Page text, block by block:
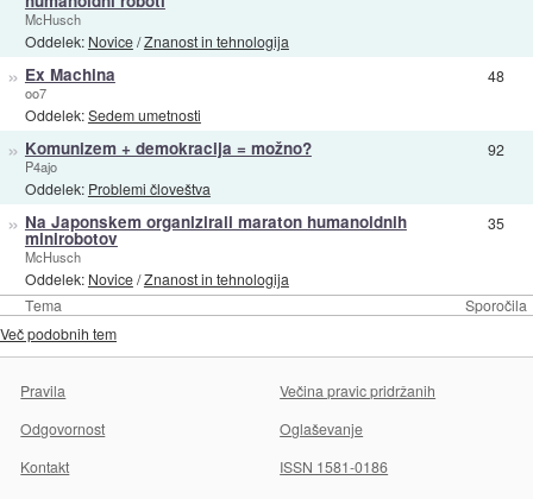
Tema Sporočila
McHusch
Oddelek: Novice/Znanost in tehnologija
» Ex Machina
oo7
Oddelek:Sedem umetnosti
48
» Komunizem + demokracija = možno?
P4ajo
Oddelek: Problemi človeštva
92
» Na Japonskem organizirali maraton humanoidnih
minirobotov
McHusch
Oddelek: Novice/Znanost in tehnologija
35
Več podobnih tem
Pravila
Večina pravic pridržanih
Odgovornost
Oglaševanje
Kontakt
ISSN 1581-0186